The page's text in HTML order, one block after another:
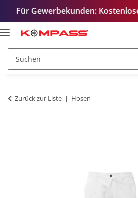
Kostenloses
Zurück zur Liste Hosen